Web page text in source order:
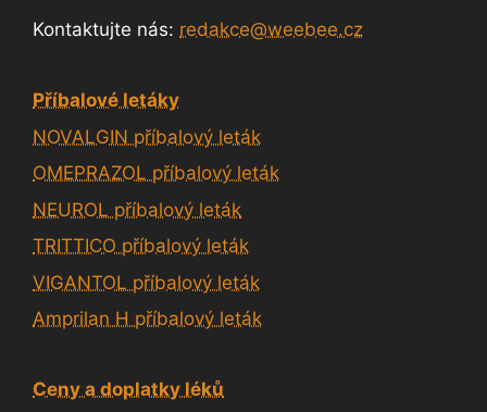
Kontaktujte nás: redakce@weebee.cz
Příbalové letáky
NOVALGIN příbalový leták
OMEPRAZOL příbalový leták
NEUROL příbalový leták
TRITTICO příbalový leták
VIGANTOL příbalový leták
Amprilan H příbalový leták
Ceny a doplatky léků